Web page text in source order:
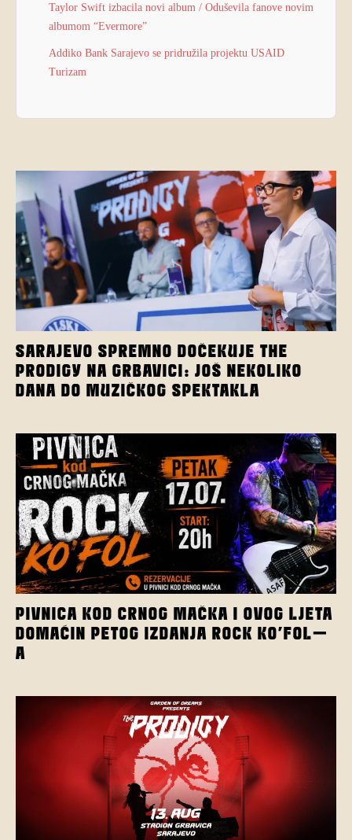
Taylor Swift izbacila novi album / Oduševila fanove novim
albumom “Evermore”
Addiko Bank Sarajevo se pridružila projektu USAID
Turizam
SARAJEVO SPREMNO DOČEKUJE THE
PRODIGY NA GRBAVICI: JOŠ NEKOLIKO
DANA DO MUZIČKOG SPEKTAKLA
PIVNICA KOD CRNOG MAČKA I OVOG LJETA
DOMAĆIN PETOG IZDANJA ROCK KO’FOL-
A